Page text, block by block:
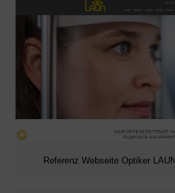
Referenz Webseite Optiker